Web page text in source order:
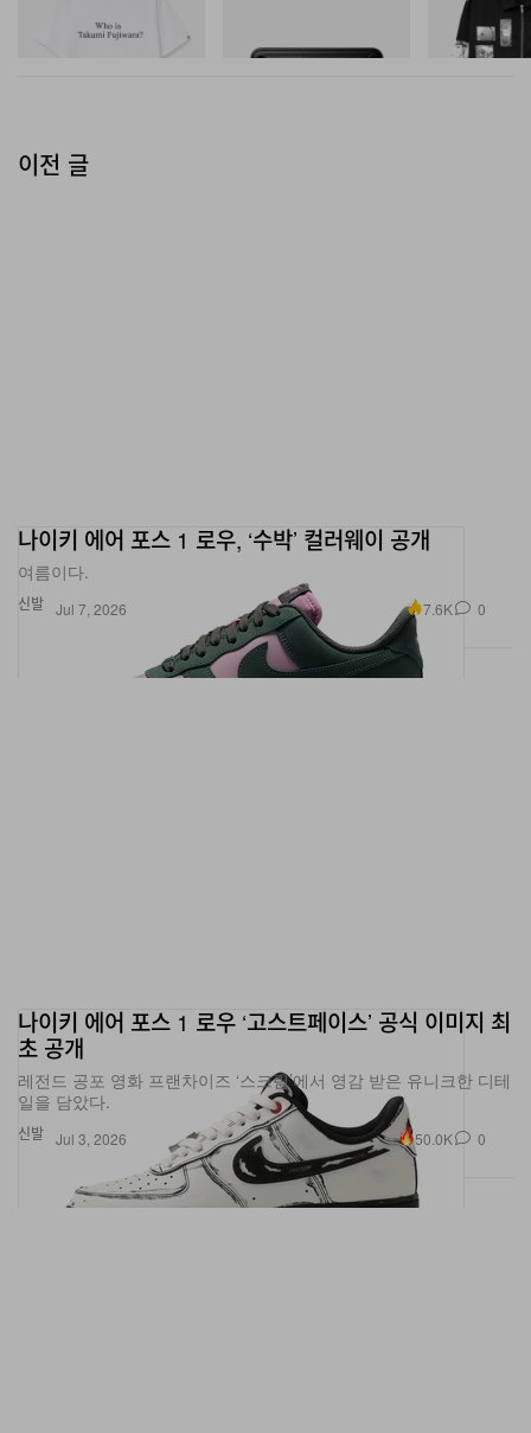
쇼핑하기
쇼핑하기
이전 글
신발
나이키 에어 포스 1 로우, ‘수박’ 컬러웨이 공개
여름이다.
Jul 7, 2026 7.6K 0
신발
나이키 에어 포스 1 로우 ‘고스트페이스’ 공식 이미지 최
초 공개
레전드 공포 영화 프랜차이즈 ‘스크림’에서 영감 받은 유니크한 디테
일을 담았다.
Jul 3, 2026 50.0K 0